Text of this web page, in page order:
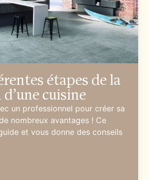
étapes de la
cuisine
un professionnel pour créer sa
nombreux avantages ! Ce
et vous donne des conseils